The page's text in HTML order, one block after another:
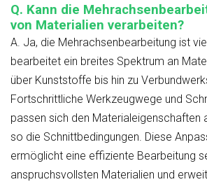
Q. Kann die
von Materialien verarbeiten?
A. Ja, die Mehrachsenbearbeitung ist
bearbeitet ein breites Spektrum an
über Kunststoffe bis hin zu
Fortschrittliche Werkzeugwege und
passen sich den Materialeigenschaften
so die Schnittbedingungen. Diese
ermöglicht eine effiziente Bearbeitung
anspruchsvollsten Materialien und